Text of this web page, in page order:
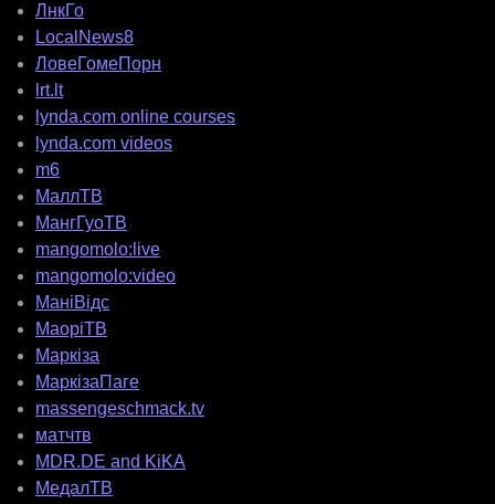
ЛнкГо
LocalNews8
ЛовеГомеПорн
lrt.lt
lynda.com online courses
lynda.com videos
m6
МаллТВ
МангГуоТВ
mangomolo:live
mangomolo:video
МаніВідс
МаоріТВ
Маркіза
МаркізаПаге
massengeschmack.tv
матчтв
MDR.DE and KiKA
МедалТВ